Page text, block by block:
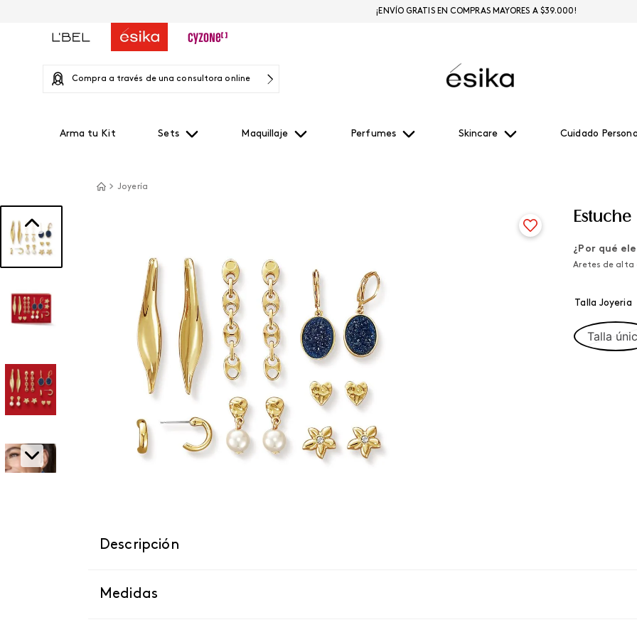
Compra a través de una consultora online
Arma tu Kit Sets Maquillaje Perfumes Skincare Cuidado
¡ENVÍO GRATIS EN COMPRAS MAYORES A $39.000!
Joyería
¿Por qué
Aretes de alta
Talla Joyeria
Talla
Descripción
Medidas